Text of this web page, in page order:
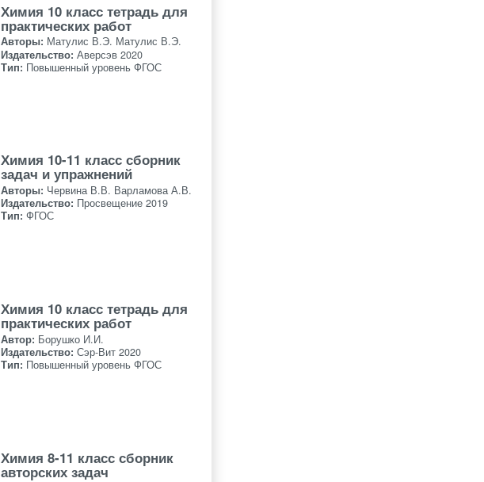
Химия 10 класс тетрадь для
практических работ
Авторы: Матулис В.Э. Матулис В.Э.
Издательство:Аверсэв 2020
Тип: Повышенный уровень ФГОС
Химия 10-11 класс сборник
задач и упражнений
Авторы: Червина В.В. Варламова А.В.
Издательство: Просвещение 2019
Тип:ФГОС
Химия 10 класс тетрадь для
практических работ
Автор: Борушко И.И.
Издательство:Сэр-Вит 2020
Тип: Повышенный уровень ФГОС
Химия 8-11 класс сборник
авторских задач